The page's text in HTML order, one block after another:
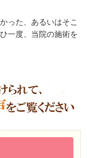
った、あるいはそこ
一度、当院の施術を